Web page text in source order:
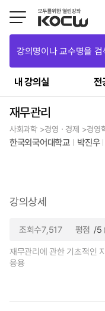
강의명이나 교수명을
내 강의실 전
재무관리
사회과학 >경영ㆍ경제 >경영
한국외국어대학교 박진우
강의상세
조회수7,517 평점 /5
재무관리에 관한 기초적인
응용